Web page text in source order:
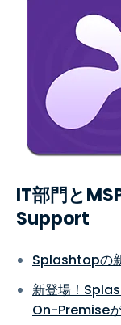
IT部門と
Support
Splashtopの
新登場！
On-Premiseが